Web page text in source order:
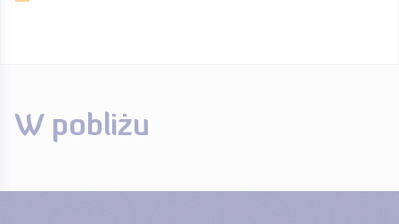
W pobliżu